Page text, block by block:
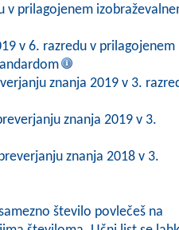
v prilagojenem
v 6. razredu v prilagojenem
znanja 2019 v 3.
znanja 2019 v 3.
znanja 2018 v 3.
število povlečeš na